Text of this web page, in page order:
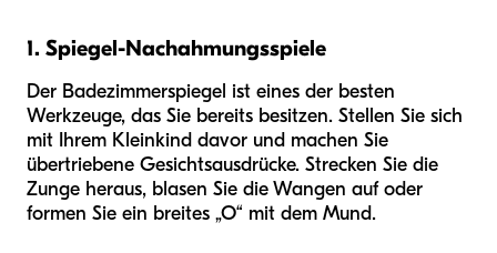
1. Spiegel-Nachahmungsspiele
Der Badezimmerspiegel ist eines der besten
Werkzeuge, das Sie bereits besitzen. Stellen Sie sich
mit Ihrem Kleinkind davor und machen Sie
übertriebene Gesichtsausdrücke. Strecken Sie die
Zunge heraus, blasen Sie die Wangen auf oder
formen Sie ein breites „O“ mit dem Mund.